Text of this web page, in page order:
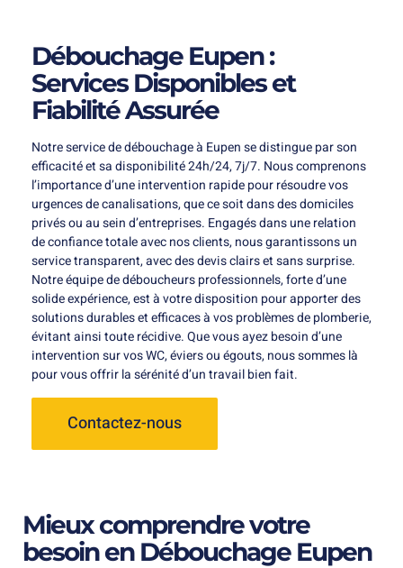
Débouchage Eupen :
Services Disponibles et
Fiabilité Assurée
Notre service de débouchage à Eupen se distingue par son
efficacité et sa disponibilité 24h/24, 7j/7. Nous comprenons
l’importance d’une intervention rapide pour résoudre vos
urgences de canalisations, que ce soit dans des domiciles
privés ou au sein d’entreprises. Engagés dans une relation
de confiance totale avec nos clients, nous garantissons un
service transparent, avec des devis clairs et sans surprise.
Notre équipe de déboucheurs professionnels, forte d’une
solide expérience, est à votre disposition pour apporter des
solutions durables et efficaces à vos problèmes de plomberie,
évitant ainsi toute récidive. Que vous ayez besoin d’une
intervention sur vos WC, éviers ou égouts, nous sommes là
pour vous offrir la sérénité d’un travail bien fait.
Contactez-nous
Mieux comprendre votre
besoin en Débouchage Eupen